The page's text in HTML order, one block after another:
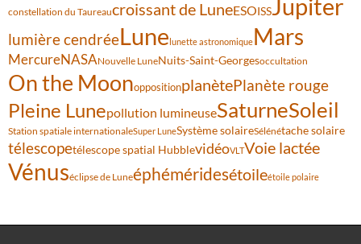
constellation du Taureaucroissant de LuneESOISSJupiter
lumière cendréeLunelunette astronomiqueMars
MercureNASANouvelle LuneNuits-Saint-Georgesoccultation
On the MoonoppositionplanètePlanète rouge
Pleine Lunepollution lumineuseSaturneSoleil
Station spatiale internationaleSuper LuneSystème solaireSélénétache solaire
télescopetélescope spatial HubblevidéoVLTVoie lactée
Vénuséclipse de Luneéphéméridesétoileétoile polaire